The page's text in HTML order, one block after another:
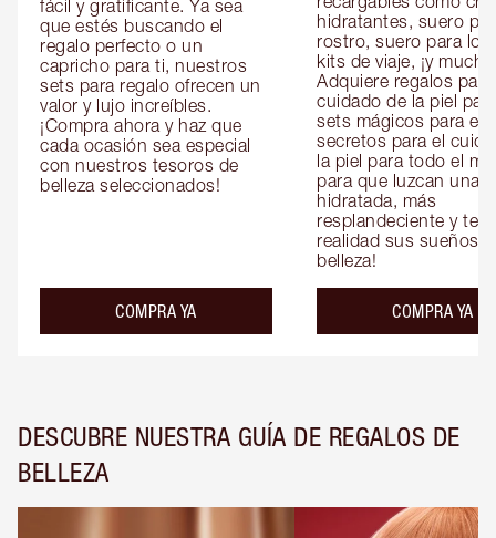
fácil y gratificante. Ya sea
que estés buscando el
regalo perfecto o un
capricho para ti, nuestros
sets para regalo ofrecen un
valor y lujo increíbles.
¡Compra ahora y haz que
cada ocasión sea especial
con nuestros tesoros de
belleza seleccionados!
COMPRA YA
hidratantes, suero
rostro, suero para los
kits de viaje, ¡y
Adquiere regalos para
cuidado de la piel
sets mágicos para
secretos para el
la piel para todo el
para que luzcan una
hidratada, más
resplandeciente y
realidad sus sueños
belleza!
COMPRA YA
DESCUBRE NUESTRA GUÍA DE REGALOS DE
BELLEZA